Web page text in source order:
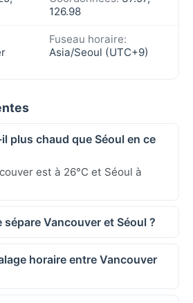
126.98
Fuseau horaire:
Asia/Seoul (UTC+9)
plus chaud que Séoul en ce
est à 26°C et Séoul à
sépare Vancouver et Séoul ?
horaire entre Vancouver